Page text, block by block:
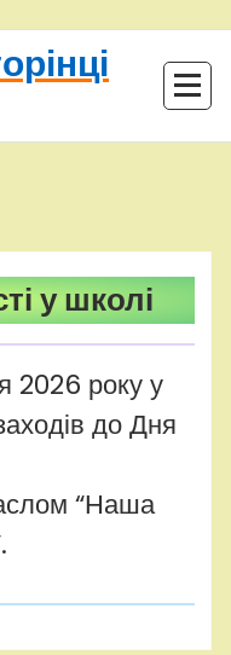
у школі
2026 року у
до Дня
“Наша